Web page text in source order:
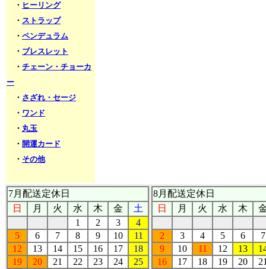
・ ヒーリング
・ ストラップ
・ ペンデュラム
・ ブレスレット
・ チェーン・チョーカ
ー
・ さざれ・セージ
・ ワンド
・ 丸玉
・ 開運カード
・ その他
7月配送定休日
日
月 火 水 木 金
土
1
2 3
4
5
6 7 8 9 10
11
12
13 14 15 16 17
18
19
20 21 22 23 24
25
8月配送定休日
日
月 火 水 木
2 3 4 5 6
7
9
10 11 12 13
16
17 18 19 20